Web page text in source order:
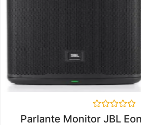
Valorado
en
Parlante Monitor JBL